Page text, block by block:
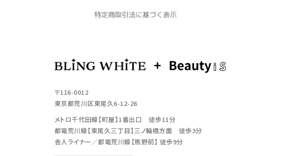
〒116-0012
東京都荒川区東尾久6-12-26
メトロ千代田線【町屋】1番出口 徒歩11分
都電荒川線【東尾久三丁目】三ノ輪橋方面 徒歩3分
舎人ライナー／都電荒川線【熊野前】 徒歩9分